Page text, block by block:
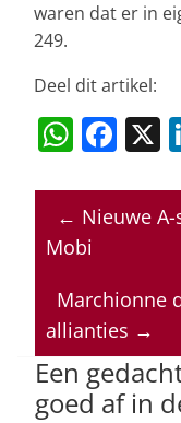
waren dat er in
249.
Deel dit artikel:
W
at
s
p
p
F
c
e
o
o
k
X
← Nieuwe
Mobi
Marchionne
allianties →
Een
goed af in